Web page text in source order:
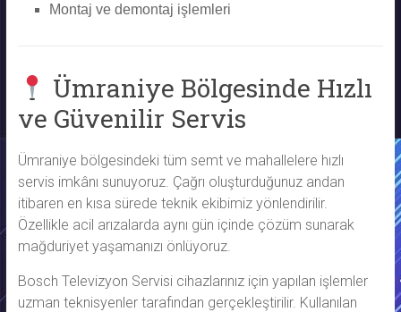
Montaj ve demontaj işlemleri
Ümraniye Bölgesinde Hızlı
ve Güvenilir Servis
Ümraniye bölgesindeki tüm semt ve mahallelere hızlı
servis imkânı sunuyoruz. Çağrı oluşturduğunuz andan
itibaren en kısa sürede teknik ekibimiz yönlendirilir.
Özellikle acil arızalarda aynı gün içinde çözüm sunarak
mağduriyet yaşamanızı önlüyoruz.
Bosch Televizyon Servisi cihazlarınız için yapılan işlemler
uzman teknisyenler tarafından gerçekleştirilir. Kullanılan